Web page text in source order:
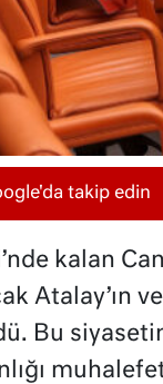
takip edin
kalan Can
Atalay’ın
Bu